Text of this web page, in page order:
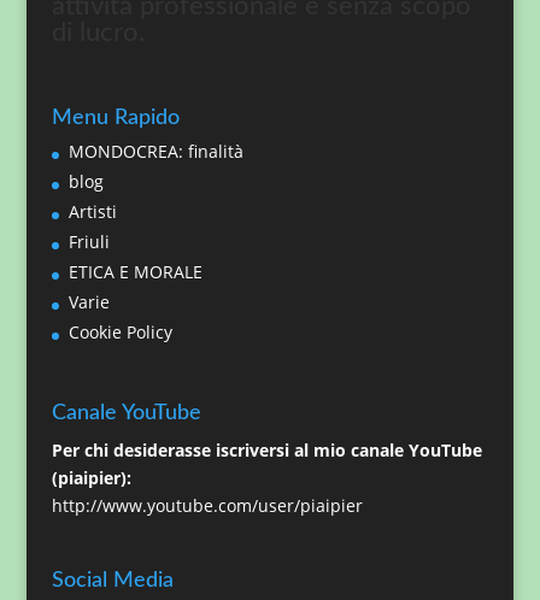
Menu Rapido
MONDOCREA: finalità
blog
Artisti
Friuli
ETICA E MORALE
Varie
Cookie Policy
Canale YouTube
Per chi desiderasse iscriversi al mio canale YouTube
(piaipier):
http://www.youtube.com/user/piaipier
Social Media